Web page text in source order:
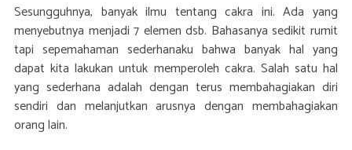
Sesungguhnya, banyak ilmu tentang cakra ini. Ada yang
menyebutnya menjadi 7 elemen dsb. Bahasanya sedikit rumit
tapi sepemahaman sederhanaku bahwa banyak hal yang
dapat kita lakukan untuk memperoleh cakra. Salah satu hal
yang sederhana adalah dengan terus membahagiakan diri
sendiri dan melanjutkan arusnya dengan membahagiakan
orang lain.